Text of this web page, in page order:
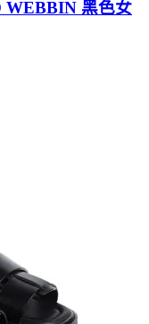
WEBBIN 黑色女